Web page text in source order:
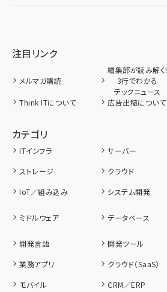
注目リンク
メルマガ購読
編集部が読み解く!
3行でわかる
テックニュース
Think ITについて 広告出稿について
カテゴリ
ITインフラ サーバー
ストレージ
クラウド
IoT／組み込み
システム開発
ミドルウェア データベース
開発言語
開発ツール
業務アプリ
クラウド（SaaS）
モバイル
CRM／ERP